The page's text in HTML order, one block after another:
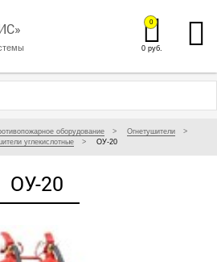
0
0 руб.
оборудование
Огнетушители
углекислотные
ОУ-20
ОУ-20